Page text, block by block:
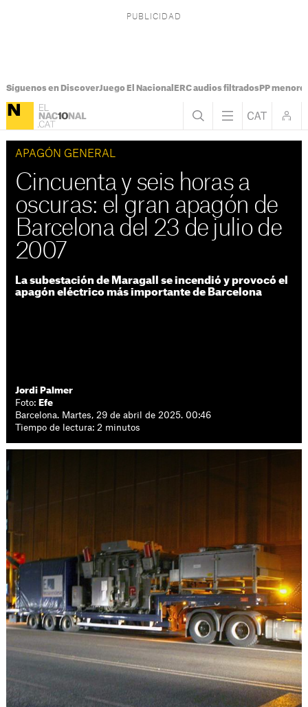
Síguenos en DiscoverJuego El Nacional ERC audios filtradosPP
APAGÓN GENERAL
Cincuenta y seis horas a
oscuras: el gran apagón de
Barcelona del 23 de julio de
2007
La subestación de Maragall se incendió y provocó el
apagón eléctrico más importante de Barcelona
Jordi Palmer
Foto: Efe
Barcelona. Martes, 29 de abril de 2025. 00:46
Tiempo de lectura: 2 minutos